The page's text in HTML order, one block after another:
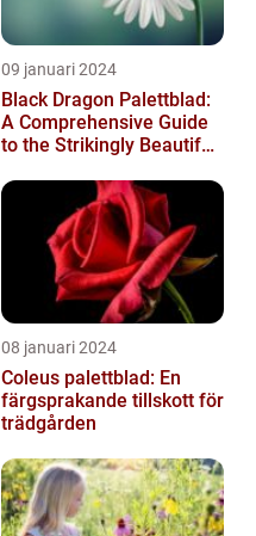
09 januari 2024
Black Dragon Palettblad:
A Comprehensive Guide
to the Strikingly Beautiful
08 januari 2024
Coleus palettblad: En
färgsprakande tillskott för
trädgården